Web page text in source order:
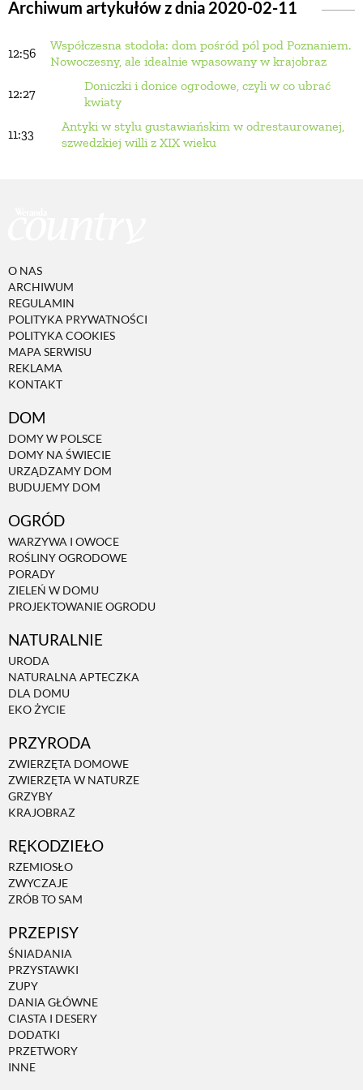
Archiwum artykułów z dnia 2020-02-11
12:56
Współczesna stodoła: dom pośród pól pod Poznaniem.
Nowoczesny, ale idealnie wpasowany w krajobraz
12:27
Doniczki i donice ogrodowe, czyli w co ubrać
kwiaty
11:33
Antyki w stylu gustawiańskim w odrestaurowanej,
szwedzkiej willi z XIX wieku
O NAS
ARCHIWUM
REGULAMIN
POLITYKA PRYWATNOŚCI
POLITYKA COOKIES
MAPA SERWISU
REKLAMA
KONTAKT
DOM
DOMY W POLSCE
DOMY NA ŚWIECIE
URZĄDZAMY DOM
BUDUJEMY DOM
OGRÓD
WARZYWA I OWOCE
ROŚLINY OGRODOWE
PORADY
ZIELEŃ W DOMU
PROJEKTOWANIE OGRODU
NATURALNIE
URODA
NATURALNA APTECZKA
DLA DOMU
EKO ŻYCIE
PRZYRODA
ZWIERZĘTA DOMOWE
ZWIERZĘTA W NATURZE
GRZYBY
KRAJOBRAZ
RĘKODZIEŁO
RZEMIOSŁO
ZWYCZAJE
ZRÓB TO SAM
PRZEPISY
ŚNIADANIA
PRZYSTAWKI
ZUPY
DANIA GŁÓWNE
CIASTA I DESERY
DODATKI
PRZETWORY
INNE
BUDUJEMY DOM
WARZYWA I OWOCE
PROJEKTOWANIE OGRODU
EKO ŻYCIE
ZWIERZĘTA W NATURZE